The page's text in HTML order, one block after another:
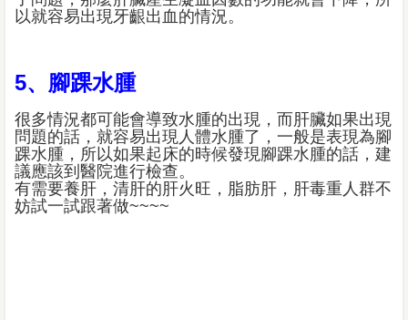
以就容易出現牙齦出血的情況。
5、腳踝水腫
很多情況都可能會導致水腫的出現，而肝臟如果出現
問題的話，就容易出現人體水腫了，一般是表現為腳
踝水腫，所以如果起床的時候發現腳踝水腫的話，建
議應該到醫院進行檢查。
有需要養肝，清肝的肝火旺，脂肪肝，肝毒重人群不
妨試一試跟著做~~~~